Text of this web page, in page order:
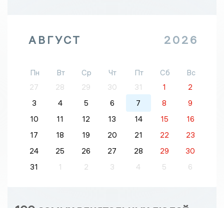
АВГУСТ 2026
Пн Вт Ср Чт Пт Сб
Вс
27
28 29 30 31 1
2
3
4 5 6 7 8
9
10
11 12 13 14 15
16
17
18 19 20 21 22
23
24
25 26 27 28 29
30
31
1 2 3 4 5 6